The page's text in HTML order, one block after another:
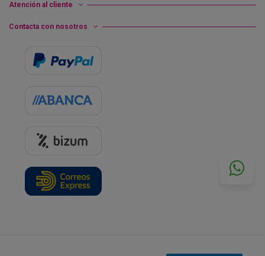
Atención al cliente
Contacta con nosotros